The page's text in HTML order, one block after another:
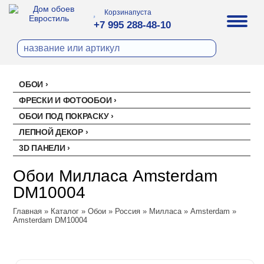
Корзинапуста
+7 995 288-48-10
ОБОИ
Все обои
Палитра
Палитра
Erismann
Erismann
Артекс
Ateliero
Милласа
Ambient
Ambient Vol.2
Ambient Vol.3
ФРЕСКИ И ФОТООБОИ
ОБОИ ПОД ПОКРАСКУ
Стеклохолст малярный
Ремонтный флизелин
ЛЕПНОЙ ДЕКОР
Перфект
3D ПАНЕЛИ
Панели под покраску
Цветные панели
Обои Милласа Amsterdam
DM10004
Главная » Каталог »Обои » Россия » Милласа»Amsterdam »
Amsterdam DM10004